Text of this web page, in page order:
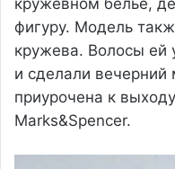
фигуру. Модель
кружева. Волосы ей
и сделали
приурочена к
Marks&Spencer.